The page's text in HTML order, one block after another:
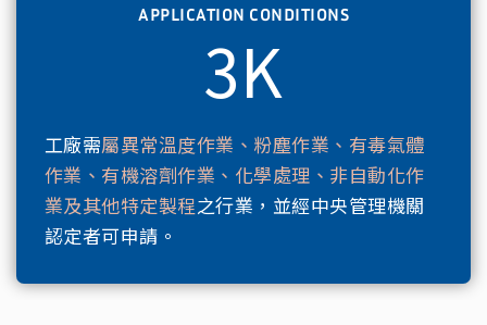
APPLICATION CONDITIONS
3K
工廠需屬異常溫度作業、粉塵作業、有毒氣體
作業、有機溶劑作業、化學處理、非自動化作
業及其他特定製程之行業，並經中央管理機關
認定者可申請。